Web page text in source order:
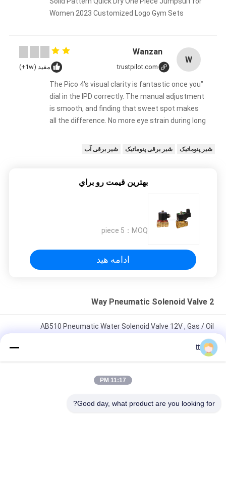
Women 2023 Customized Logo Gym Sets
W
Wanzan
trustpilot.com مفید (1w+)
"The Pico 4's visual clarity is fantastic once you
dial in the IPD correctly. The manual adjustment
is smooth, and finding that sweet spot makes
all the difference. No more eye strain during long
set it up properly!""The Pico 4's visual clarity is
sweet spot makes all the difference. No more
properly!""The Pico 4's visual clarity is fantastic
once you dial in the IPD correctly. The manual
spot makes all the difference. No more eye
strain during long sessions. Highly recommend
IPD correctly. The manual adjustment is
the difference. No more eye strain during long
شیر پنوماتیک شیر برقی پنوماتیک شیر برقی آب
بهترين قيمت رو براي
MOQ：
5 piece
ادامه هید
2 Way Pneumatic Solenoid Valve
AB510 Pneumatic Water Solenoid Valve 12V , Gas / Oil
Solenoid Valve Coil
فشار DN100 4 اینچ آب سوپاپ موضوعی 2 راه برنجی 2/2 راه
2WH020-10 UD-10H
tt
11:17 PM
Good day, what product are you looking for?